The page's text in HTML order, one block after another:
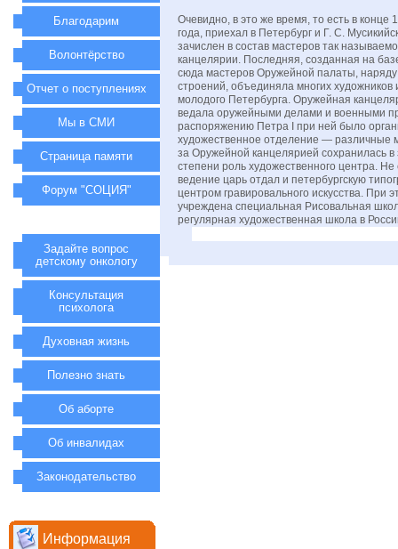
Очевидно, в это же время, то есть в конце
года, приехал в Петербург и Г. С.
зачислен в состав мастеров так
канцелярии. Последняя, созданная на
сюда мастеров Оружейной палаты,
строений, объединяла многих художников
молодого Петербурга. Оружейная
ведала оружейными делами и военными
распоряжению Петра I при ней было
художественное отделение — различные
за Оружейной канцелярией сохранилась в
степени роль художественного центра. Не
ведение царь отдал и петербургскую
центром гравировального искусства. При
учреждена специальная Рисовальная
регулярная художественная школа в
Благодарим
Волонтёрство
Отчет о поступлениях
Мы в СМИ
Страница памяти
Форум "СОЦИЯ"
Задайте вопрос
детскому онкологу
Консультация
психолога
Духовная жизнь
Полезно знать
Об аборте
Об инвалидах
Законодательство
Информация